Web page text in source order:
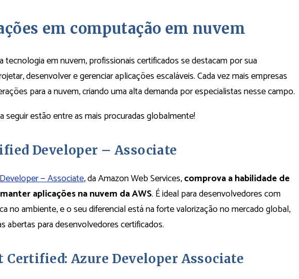
em computação em nuvem
tecnologia em nuvem, profissionais certificados se destacam por sua
desenvolver e gerenciar aplicações escaláveis. Cada vez mais empresas
para a nuvem, criando uma alta demanda por especialistas nesse campo.
seguir estão entre as mais procuradas globalmente!
Developer – Associate
— Associate, da Amazon Web Services,comprova a habilidade de
aplicações na nuvem da AWS. É ideal para desenvolvedores com
no ambiente, e o seu diferencial está na forte valorização no mercado global,
abertas para desenvolvedores certificados.
Azure Developer Associate